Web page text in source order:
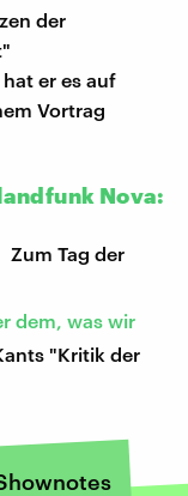
der
er es auf
Vortrag
Nova:
Zum Tag der
dem, was wir
"Kritik der